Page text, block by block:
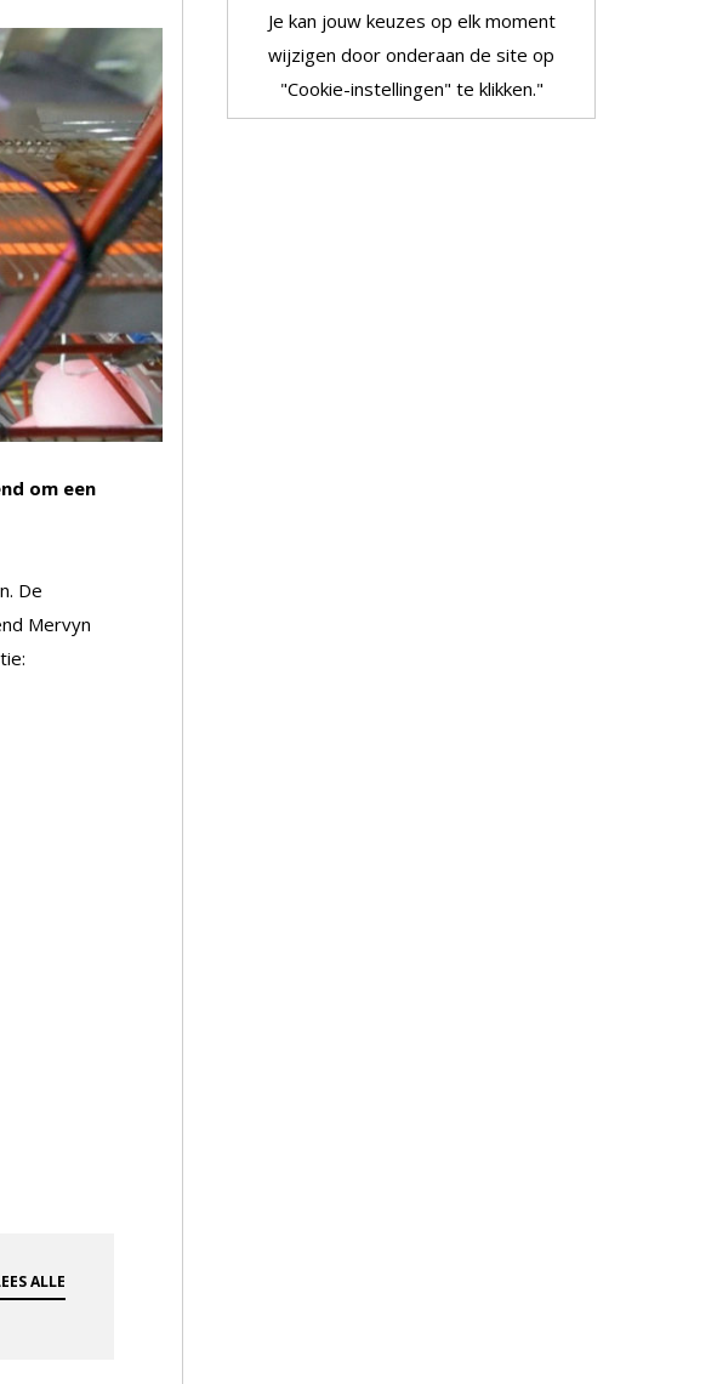
om een
De
Mervyn
ALLE
Je kan jouw keuzes op elk moment
wijzigen door onderaan de site op
"Cookie-instellingen" te klikken."